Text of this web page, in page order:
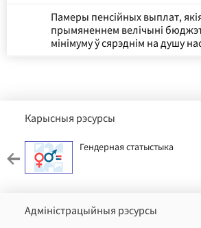
Памеры пенсійных выплат,
прымяненнем велічыні
мінімуму ў сярэднім на душу
Карысныя рэсурсы
Гендерная статыстыка
Адміністрацыйныя рэсурсы